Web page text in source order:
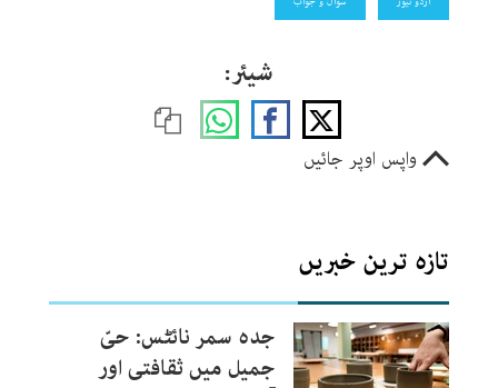
شیئر:
واپس اوپر جائیں
تازہ ترین خبریں
جدہ سمر نائٹس: حیّ
جمیل میں ثقافتی اور